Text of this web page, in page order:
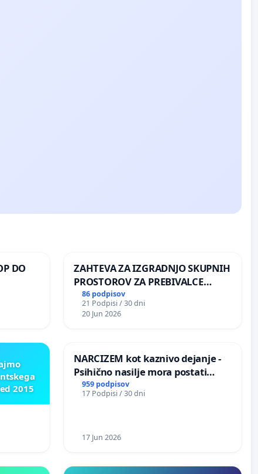
DO
ZAHTEVA ZA IZGRADNJO SKUPNIH
PROSTOROV ZA PREBIVALCE
KRAJEVNE SKUPNOSTI
PRESTRANEK
86 podpisov
21 Podpisi / 30 dni
20 Jun 2026
2015
NARCIZEM kot kaznivo dejanje -
Psihično nasilje mora postati
enako prepoznano kot fizično
nasilje
959 podpisov
17 Podpisi / 30 dni
17 Jun 2026